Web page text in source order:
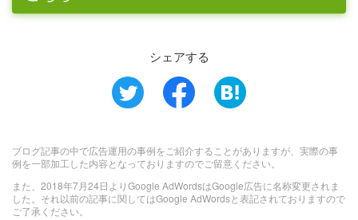
シェアする
ブログ記事の中で広告運用の事例をご紹介することがありますが、実際の事
例を一部加工した内容となっておりますのでご留意ください。
また、2018年7月24日よりGoogle AdWordsはGoogle広告に名称変更されま
した。それ以前の記事に関してはGoogle AdWordsと表記されておりますので
ご了承ください。